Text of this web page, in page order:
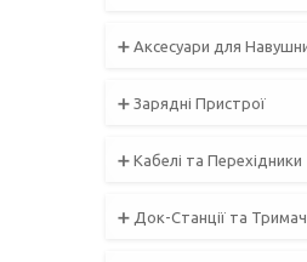
➕ Аксесуари для
➕ Зарядні Пристрої
➕ Кабелі та Перехідники
➕ Док-Станції та